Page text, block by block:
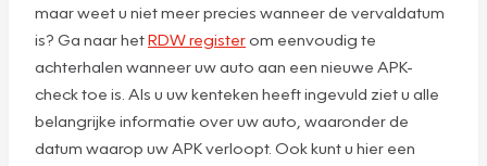
maar weet u niet meer precies wanneer de vervaldatum
is? Ga naar hetRDW registerom eenvoudig te
achterhalen wanneer uw auto aan een nieuwe APK-
check toe is. Als u uw kenteken heeft ingevuld ziet u alle
belangrijke informatie over uw auto, waaronder de
datum waarop uw APK verloopt. Ook kunt u hier een